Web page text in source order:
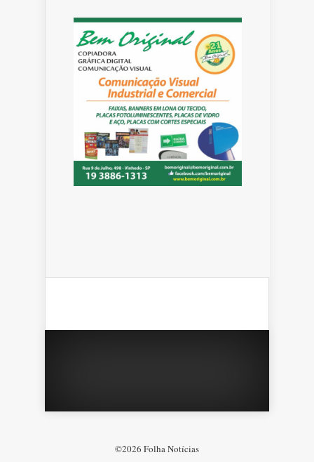
©2026 Folha Notícias